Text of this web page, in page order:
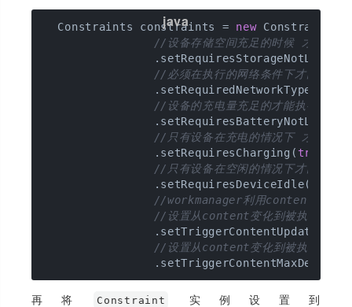
  Constraints constraints =
new
//设备存储空间充足的时候 才能执
                .setRequiresStorageNotLow(
//必须在执行的网络条件下才能好
//设备的充电量充足的才能执行 >15%
                .setRequiresBatteryNotLow(
//只有设备在充电的情况下 才能允许
                .setRequiresCharging(
true
//只有设备在空闲的情况下才能被执
                .setRequiresDeviceIdle(
//workmanager利用
//设置从content变化到被执行中间
//设置从content变化到被执行中间
再将 Constraint 实例设置到